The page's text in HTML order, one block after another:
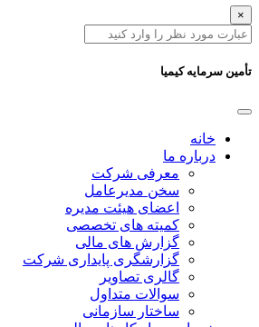
×
تأمین سرمایه کیمیا
خانه
درباره ما
معرفی شرکت
سخن مدیرعامل
اعضای هیئت مدیره
کمیته های تخصصی
گزارش های مالی
گزارشگری پایداری شرکت
گالری تصاویر
سوالات متداول
ساختار سازمانی